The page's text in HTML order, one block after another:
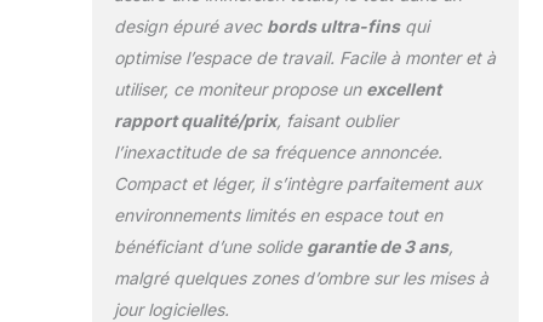
puissance de sortie,
une réponse en
fréquence plus
profonde et une plage
de décibels supérieure
précédente. Choisissez
votre expérience audio
avec six profils
prédéfinis : Standard,
Film, Jeu, Musique,
Voix et un profil
design épuré avec bords ultra-finsqui
optimise l’espace de travail. Facile à monter et à
utiliser, ce moniteur propose un excellent
rapport qualité/prix, faisant oublier
l’inexactitude de sa fréquence annoncée.
Compact et léger, il s’intègre parfaitement aux
environnements limités en espace tout en
bénéficiant d’une solide garantie de 3 ans,
malgré quelques zones d’ombre sur les mises à
jour logicielles.